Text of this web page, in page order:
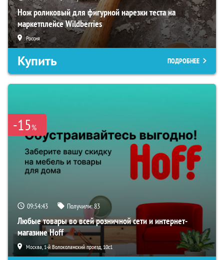
Нож роликовый для фигурной нарезки теста на
маркетплейсе Wildberries
Россия
Купить ПОДРОБНЕЕ
-15%
09:54:42 Получили:83
Любые товары во всей розничной сети и интернет-
магазине Hoff
Москва, 1-й Волоколамский проезд, 10с1